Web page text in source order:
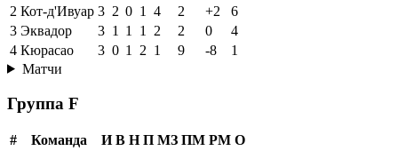
2 Кот-д'Ивуар 3 2 0 1 4 2 +2
6
3 Эквадор 3 1 1 1 2 2 0
4
4 Кюрасао 3 0 1 2 1 9 -8
1
Матчи
Группа F
# Команда И В Н П МЗ ПМ РМ О